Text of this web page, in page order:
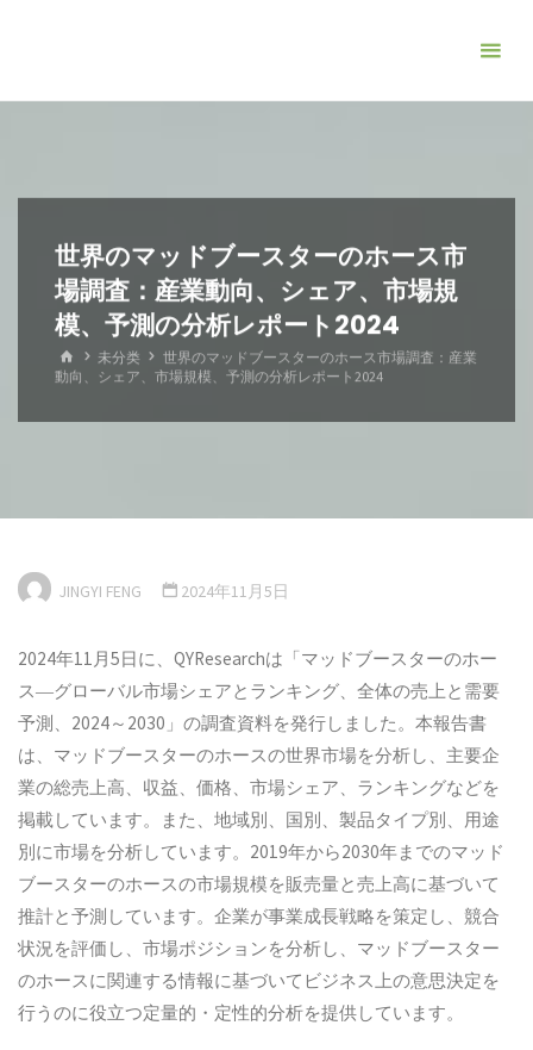
世界のマッドブースターのホース市
場調査：産業動向、シェア、市場規
模、予測の分析レポート2024
ホ
ー
未分类
世界のマッドブースターのホース市場調査：産業
動向、シェア、市場規模、予測の分析レポート2024
JINGYI FENG 2024年11月5日
2024年11月5日に、QYResearchは「マッドブースターのホー
ス―グローバル市場シェアとランキング、全体の売上と需要
予測、2024～2030」の調査資料を発行しました。本報告書
は、マッドブースターのホースの世界市場を分析し、主要企
業の総売上高、収益、価格、市場シェア、ランキングなどを
掲載しています。また、地域別、国別、製品タイプ別、用途
別に市場を分析しています。2019年から2030年までのマッド
ブースターのホースの市場規模を販売量と売上高に基づいて
推計と予測しています。企業が事業成長戦略を策定し、競合
状況を評価し、市場ポジションを分析し、マッドブースター
のホースに関連する情報に基づいてビジネス上の意思決定を
行うのに役立つ定量的・定性的分析を提供しています。